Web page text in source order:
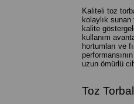
Kaliteli toz
kolaylık
kalite
kullanım
hortumları ve
uzun ömürlü
Toz